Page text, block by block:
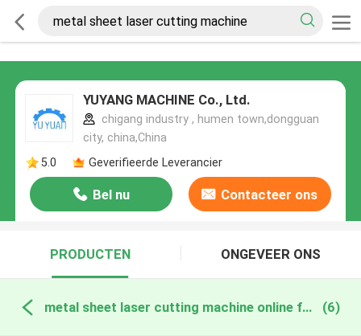
YUYANG MACHINE Co., Ltd.
chigang industry , humen town,dongguan
city, china,China
5.0
Geverifieerde Leverancier
Bel nu Contacteer ons
PRODUCTEN ONGEVEER ONS
metal sheet laser cutting machine online fabricage (6)